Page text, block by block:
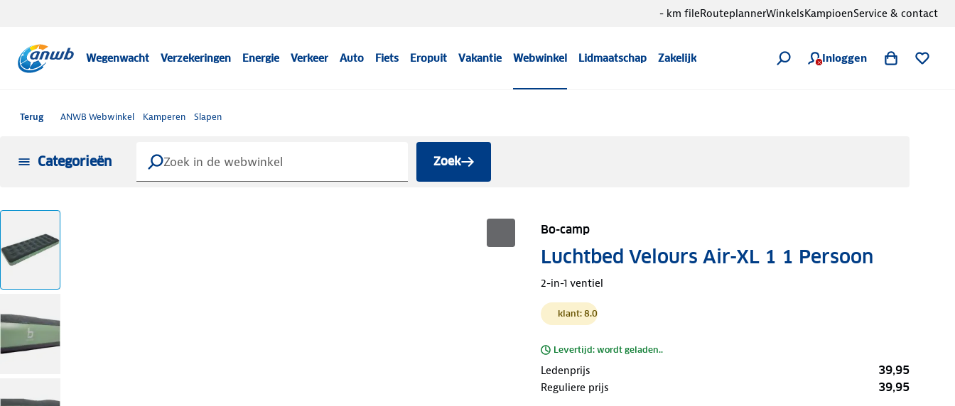
Wegenwacht Verzekeringen Energie Verkeer Auto Fiets Eropuit Vakantie Webwinkel Lidmaatschap Zakelijk Inloggen
- km fileRouteplannerWinkelsKampioenService & contact
Terug ANWB Webwinkel Kamperen Slapen
Categorieën Zoek
Bo-camp
Luchtbed Velours Air-XL 1 1 Persoon
2-in-1 ventiel
klant: 8.0
Levertijd: wordt geladen..
Ledenprijs 39,95
Reguliere prijs 39,95